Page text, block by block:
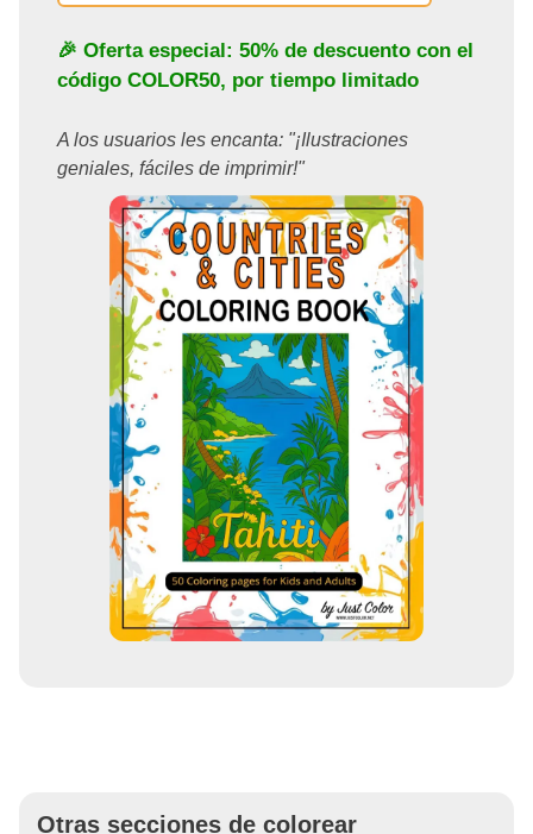
🎉 Oferta especial: 50% de descuento con el
código COLOR50, por tiempo limitado
A los usuarios les encanta: "¡Ilustraciones
geniales, fáciles de imprimir!"
Otras secciones de colorear